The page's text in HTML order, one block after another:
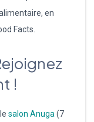
en
Facts.
!
salon Anuga (7